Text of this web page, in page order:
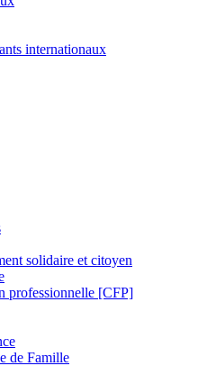
internationaux
solidaire et citoyen
professionnelle [CFP]
de Famille